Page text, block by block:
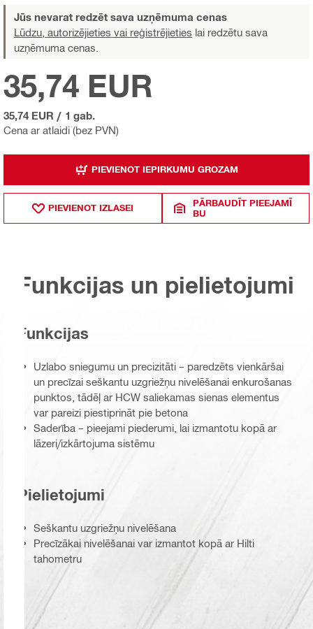
Jūs nevarat redzēt sava uzņēmuma cenas
Lūdzu, autorizējieties vai reģistrējieties lai redzētu sava
uzņēmuma cenas.
Cena ar atlaidi (bez PVN)
35,74 EUR
35,74 EUR / 1 gab.
PIEVIENOT IEPIRKUMU GROZAM
PIEVIENOT IZLASEI
PĀRBAUDĪT PIEEJAMĪ
BU
Funkcijas un pielietojumi
Funkcijas
Uzlabo sniegumu un precizitāti – paredzēts vienkāršai
un precīzai seškantu uzgriežņu nivelēšanai enkurošanas
punktos, tādēļ ar HCW saliekamas sienas elementus
var pareizi piestiprināt pie betona
Saderība – pieejami piederumi, lai izmantotu kopā ar
lāzeri/izkārtojuma sistēmu
Pielietojumi
Seškantu uzgriežņu nivelēšana
Precīzākai nivelēšanai var izmantot kopā ar Hilti
tahometru